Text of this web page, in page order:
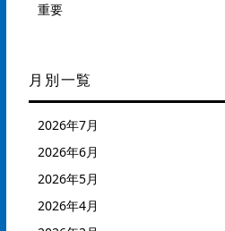
重要
月別一覧
2026年7月
2026年6月
2026年5月
2026年4月